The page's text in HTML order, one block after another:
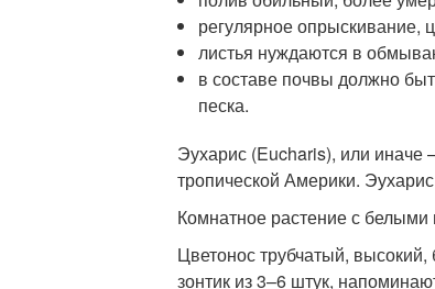
регулярное опрыскивание,
листья нуждаются в
в составе почвы должно
песка.
Эухарис (Eucharis), или иначе
тропической Америки.
Комнатное растение с белыми
Цветонос трубчатый,
зонтик из 3–6 штук,